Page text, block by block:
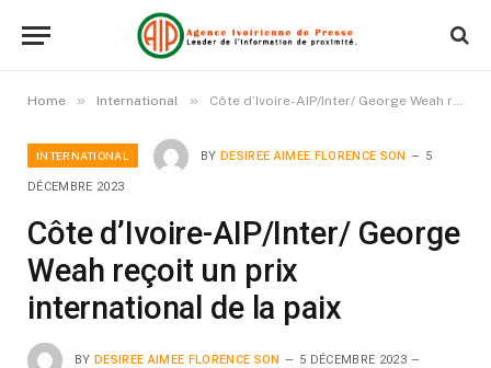
Home » International » Côte d’Ivoire-AIP/Inter/ George Weah reçoit un prix international de la paix
INTERNATIONAL BY DESIREE AIMEE FLORENCE SON 5
DÉCEMBRE 2023
Côte d’Ivoire-AIP/Inter/ George
Weah reçoit un prix
international de la paix
BY DESIREE AIMEE FLORENCE SON 5 DÉCEMBRE 2023